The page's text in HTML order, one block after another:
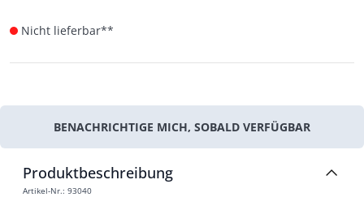
Nicht lieferbar**
BENACHRICHTIGE MICH, SOBALD VERFÜGBAR
Produktbeschreibung
Artikel-Nr.: 93040